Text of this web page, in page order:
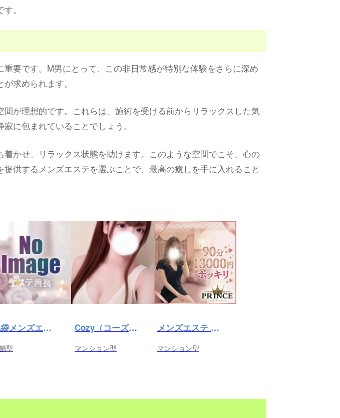
。
要です。M男にとって、この非日常感が特別な体験をさらに深め
求められます。
が理想的です。これらは、施術を受ける前からリラックスした気
に包まれていることでしょう。
かせ、リラックス状態を助けます。このような空間でこそ、心の
供するメンズエステを選ぶことで、最高の癒しを手に入れること
池袋メンズエステ プールサイド
型
Cozy（コーズィー）高田馬場店
マンション型
メンズエステ PRINCE（プリンス）
マンション型